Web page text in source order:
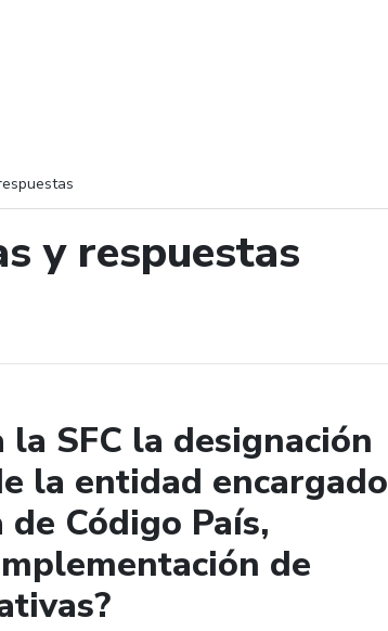
y respuestas
SFC la designación
la entidad encargado
Código País,
de